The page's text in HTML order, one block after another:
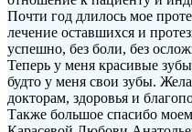
Почти год длилось мое
лечение оставшихся и
успешно, без боли, без
Теперь у меня красивые
будто у меня свои зубы.
докторам, здоровья и
Также большое спасибо